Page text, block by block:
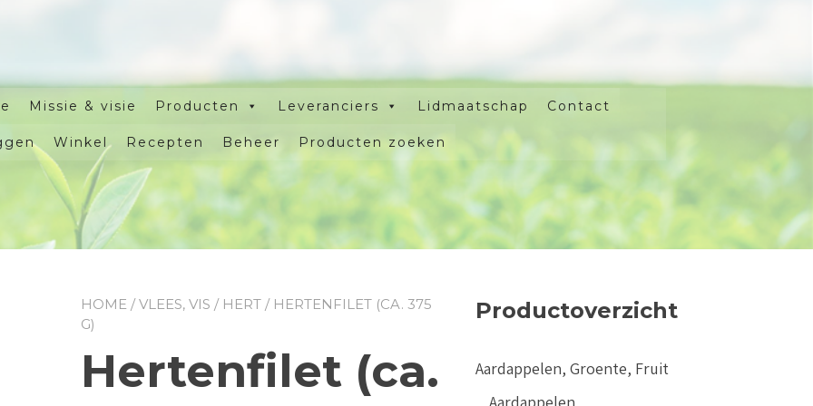
Missie & visie Producten Leveranciers Lidmaatschap Contact
Winkel Recepten Beheer Producten zoeken
HOME /VLEES, VIS / HERT / HERTENFILET (CA. 375
G)
Hertenfilet (ca.
Productoverzicht
Aardappelen, Groente, Fruit